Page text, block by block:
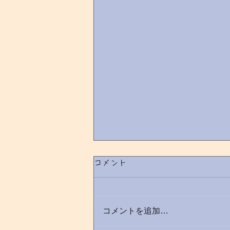
診察までの待ち時間
た。」「順番が急にとんだ」 当
コメント
コメントを追加…